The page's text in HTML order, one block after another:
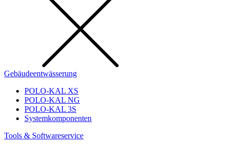
Gebäudeentwässerung
POLO-KAL XS
POLO-KAL NG
POLO-KAL 3S
Systemkomponenten
Tools & Softwareservice